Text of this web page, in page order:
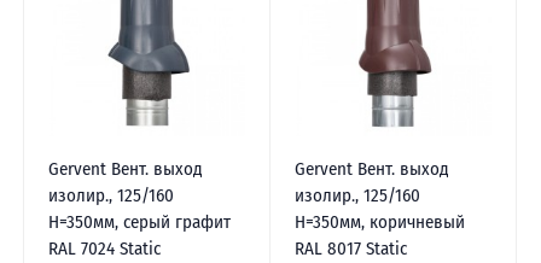
Gervent Вент. выход
изолир., 125/160
Н=350мм, серый графит
RAL 7024 Static
Gervent Вент. выход
изолир., 125/160
Н=350мм, коричневый
RAL 8017 Static